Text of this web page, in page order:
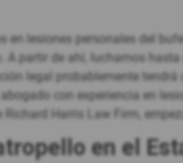
en lesiones personales del
A partir de ahí, luchamos
legal probablemente
con experiencia en
Harris Law Firm,
en el